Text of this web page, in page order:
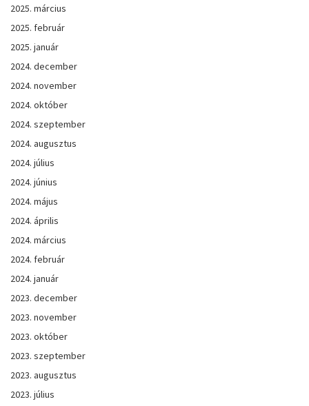
2025. március
2025. február
2025. január
2024. december
2024. november
2024. október
2024. szeptember
2024. augusztus
2024. július
2024. június
2024. május
2024. április
2024. március
2024. február
2024. január
2023. december
2023. november
2023. október
2023. szeptember
2023. augusztus
2023. július